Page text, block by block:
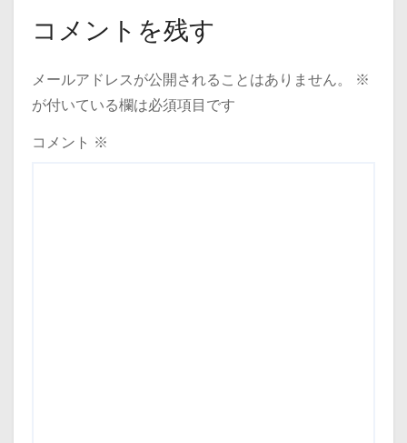
ゲ
シ
ョ
コメントを残す
メールアドレスが公開されることはありません。
※
が付いている欄は必須項目です
コメント ※